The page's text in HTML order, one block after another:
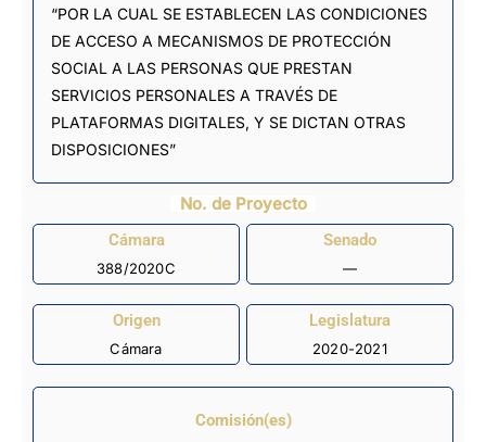
“POR LA CUAL SE ESTABLECEN LAS CONDICIONES
DE ACCESO A MECANISMOS DE PROTECCIÓN
SOCIAL A LAS PERSONAS QUE PRESTAN
SERVICIOS PERSONALES A TRAVÉS DE
PLATAFORMAS DIGITALES, Y SE DICTAN OTRAS
DISPOSICIONES”
No. de Proyecto
Cámara
388/2020C
Senado
—
Origen
Cámara
Legislatura
2020-2021
Comisión(es)